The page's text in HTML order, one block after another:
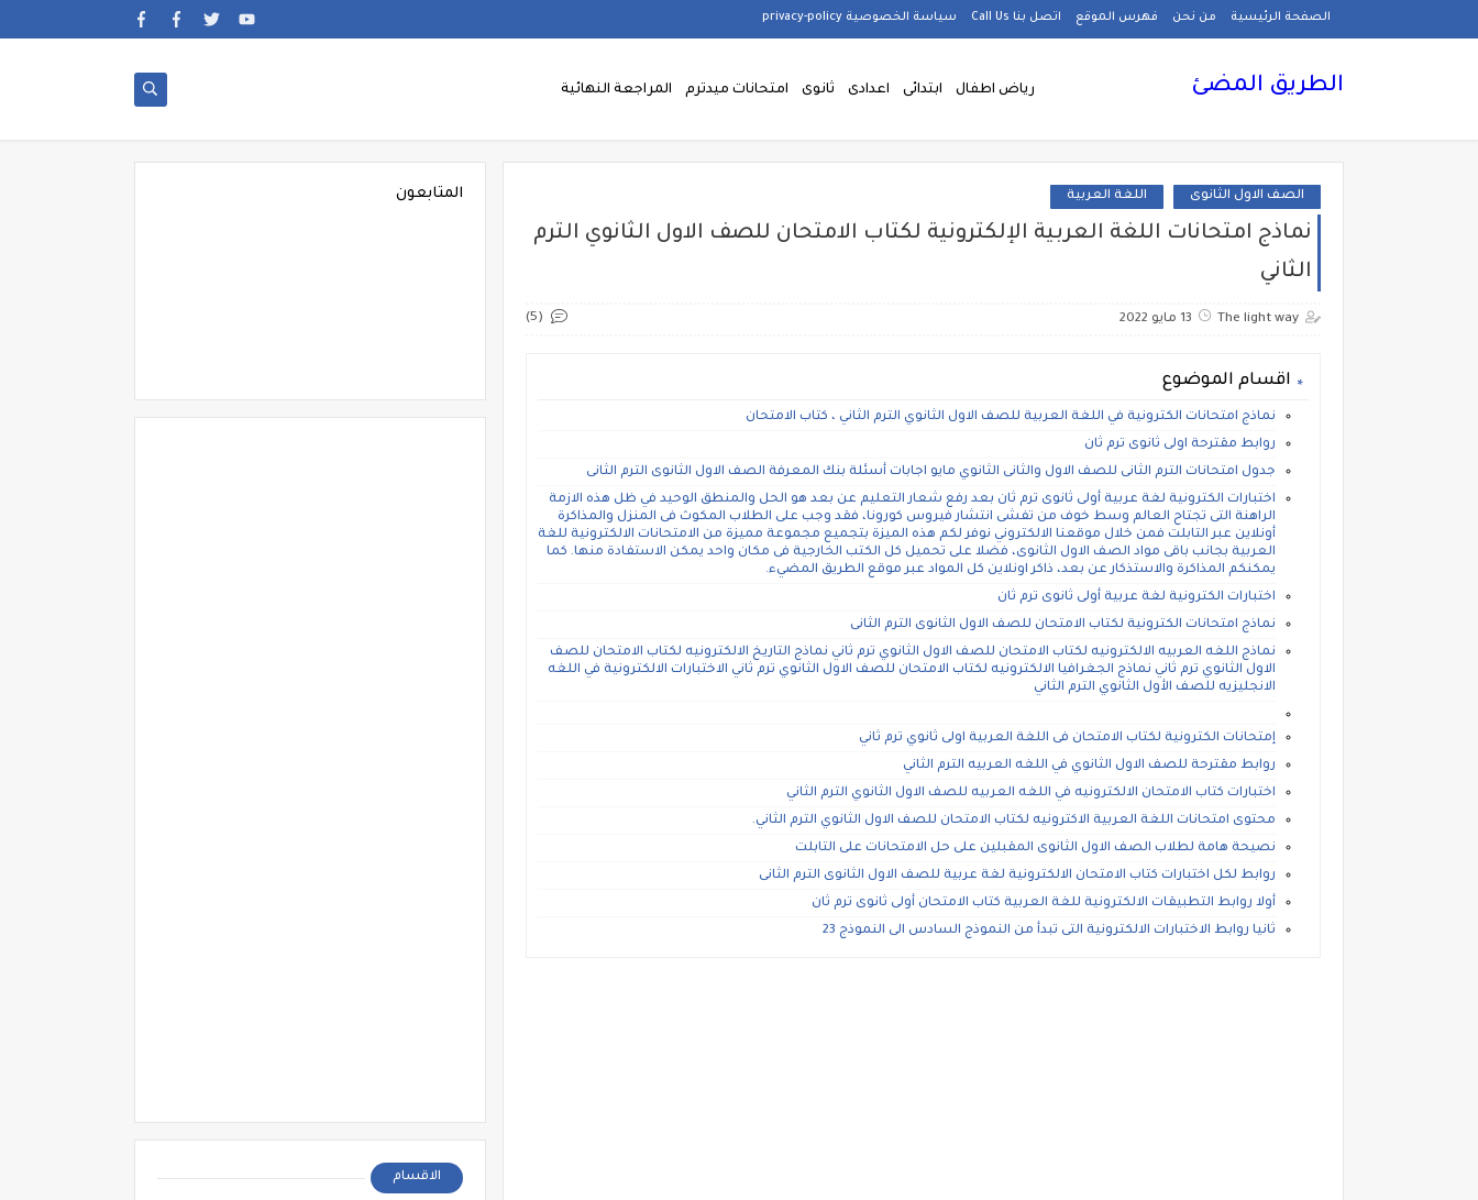
الصفحة الرئيسية من نحن فهرس الموقع اتصل بنا Call Us سياسة الخصوصية privacy-policy
الطريق المضئ رياض اطفال ابتدائى اعدادى ثانوى امتحانات ميدترم المراجعة النهائية
الصف الاول الثانوى اللغة العربية
نماذج امتحانات اللغة العربية الإلكترونية لكتاب الامتحان للصف الاول الثانوي الترم
الثاني
The light way 13 مايو 2022 (5)
اقسام الموضوع
نماذج امتحانات الكترونية في اللغة العربية للصف الاول الثانوي الترم الثاني ، كتاب الامتحان
روابط مقترحة اولى ثانوى ترم ثان
جدول امتحانات الترم الثانى للصف الاول والثانى الثانوي مايو اجابات أسئلة بنك المعرفة الصف الاول الثانوى الترم الثانى
اختبارات الكترونية لغة عربية أولى ثانوى ترم ثان بعد رفع شعار التعليم عن بعد هو الحل والمنطق الوحيد في ظل هذه الازمة
الراهنة التى تجتاح العالم وسط خوف من تفشى انتشار فيروس كورونا، فقد وجب على الطلاب المكوث فى المنزل والمذاكرة
أونلاين عبر التابلت فمن خلال موقعنا الالكتروني نوفر لكم هذه الميزة بتجميع مجموعة مميزة من الامتحانات الالكترونية للغة
العربية بجانب باقى مواد الصف الاول الثانوى، فضلا على تحميل كل الكتب الخارجية فى مكان واحد يمكن الاستفادة منها. كما
يمكنكم المذاكرة والاستذكار عن بعد، ذاكر اونلاين كل المواد عبر موقع الطريق المضيء.
اختبارات الكترونية لغة عربية أولى ثانوى ترم ثان
نماذج امتحانات الكترونية لكتاب الامتحان للصف الاول الثانوى الترم الثانى
نماذج اللغه العربيه الالكترونيه لكتاب الامتحان للصف الاول الثانوي ترم ثاني نماذج التاريخ الالكترونيه لكتاب الامتحان للصف
الاول الثانوي ترم ثاني نماذج الجغرافيا الالكترونيه لكتاب الامتحان للصف الاول الثانوي ترم ثاني الاختبارات الالكترونية في اللغه
الانجليزيه للصف الأول الثانوي الترم الثاني
إمتحانات الكترونية لكتاب الامتحان فى اللغة العربية اولى ثانوي ترم ثاني
روابط مقترحة للصف الاول الثانوي في اللغه العربيه الترم الثاني
اختبارات كتاب الامتحان الالكترونيه في اللغه العربيه للصف الاول الثانوي الترم الثاني
محتوى امتحانات اللغة العربية الاكترونيه لكتاب الامتحان للصف الاول الثانوي الترم الثاني.
نصيحة هامة لطلاب الصف الاول الثانوى المقبلين على حل الامتحانات على التابلت
روابط لكل اختبارات كتاب الامتحان الالكترونية لغة عربية للصف الاول الثانوى الترم الثانى
أولا روابط التطبيقات الالكترونية للغة العربية كتاب الامتحان أولى ثانوى ترم ثان
ثانيا روابط الاختبارات الالكترونية التى تبدأ من النموذج السادس الى النموذج 23
المتابعون
الاقسام